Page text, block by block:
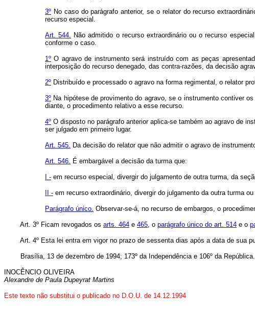
3º No caso do parágrafo anterior, se o relator do recurso
recurso especial.
Art. 544. Não admitido o recurso extraordinário ou o recurso
conforme o caso.
1º O agravo de instrumento será instruído com as peças
interposição do recurso denegado, das contra-razões, da decisão
2º Distribuído e processado o agravo na forma regimental, o relator
3º Na hipótese de provimento do agravo, se o instrumento contiver
diante, o procedimento relativo a esse recurso.
4º O disposto no parágrafo anterior aplica-se também ao agravo de
ser julgado em primeiro lugar.
Art. 545. Da decisão do relator que não admitir o agravo de
Art. 546. É embargável a decisão da turma que:
I - em recurso especial, divergir do julgamento de outra turma, da
II - em recurso extraordinário, divergir do julgamento da outra turma ou
Parágrafo único. Observar-se-á, no recurso de embargos, o
Art. 3º Ficam revogados os arts. 464 e 465, o parágrafo único do art. 514 e o
Art. 4º Esta lei entra em vigor no prazo de sessenta dias após a data de sua
Brasília, 13 de dezembro de 1994; 173º da Independência e 106º da República.
INOCÊNCIO OLIVEIRA
Alexandre de Paula Dupeyrat Martins
Este texto não substitui o publicado no D.O.U. de 14.12.1994